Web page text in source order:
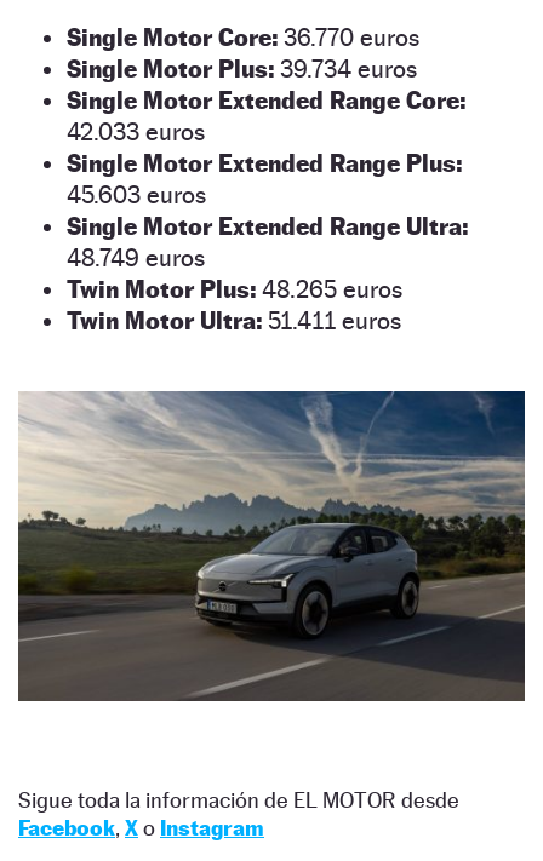
Single Motor Core: 36.770 euros
Single Motor Plus: 39.734 euros
Single Motor Extended Range Core:
42.033 euros
Single Motor Extended Range Plus:
45.603 euros
Single Motor Extended Range Ultra:
48.749 euros
Twin Motor Plus: 48.265 euros
Twin Motor Ultra: 51.411 euros
Sigue toda la información de EL MOTOR desde
Facebook, Xo Instagram